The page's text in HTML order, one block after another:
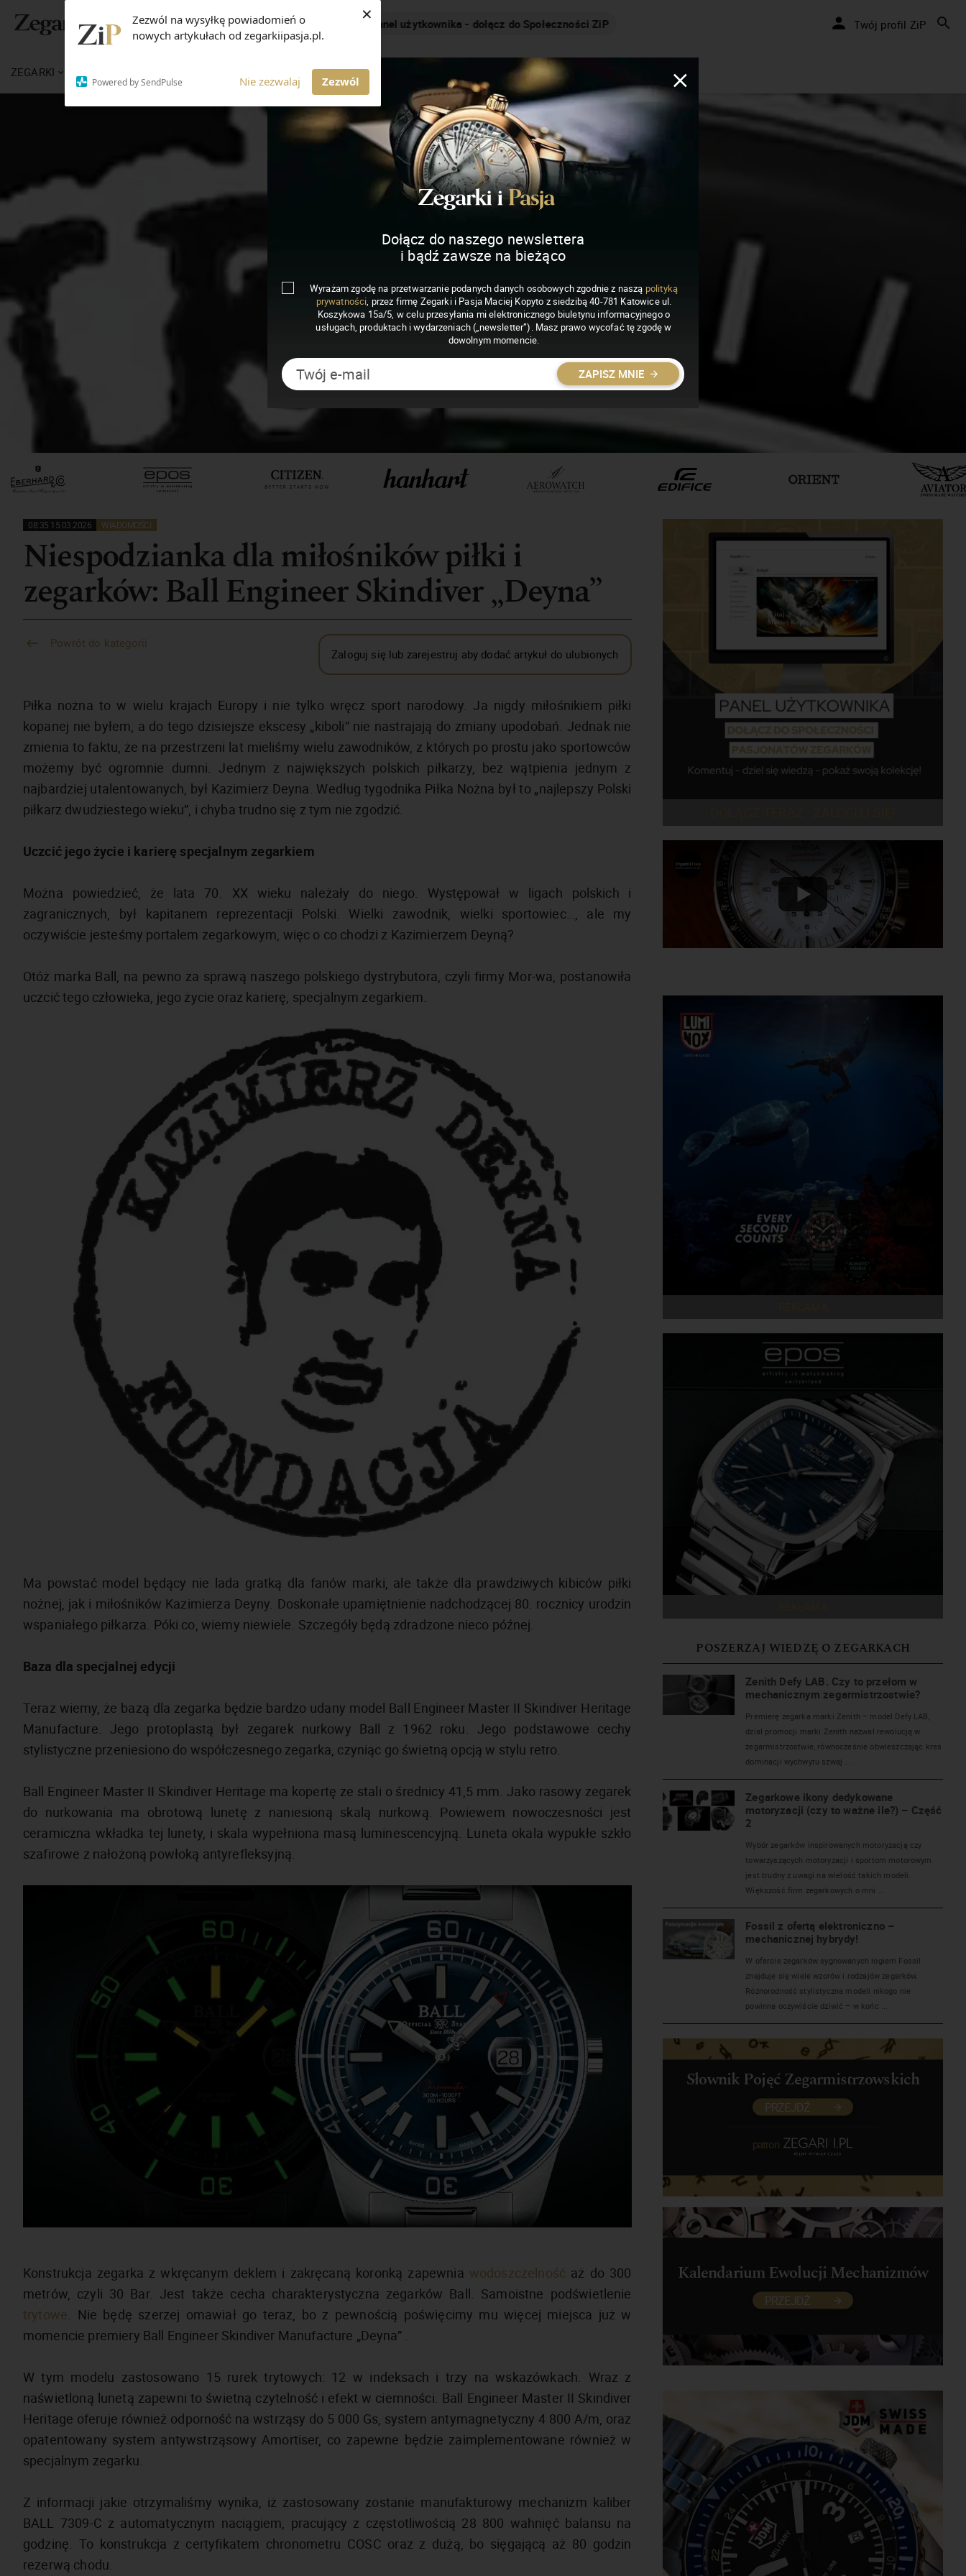
Zezwól na wysyłkę powiadomień o
nowych artykułach od zegarkiipasja.pl.
Powered by SendPulse Nie zezwalaj Zezwól
× Nakręcamy pozytywnie... cały czas! Twój profil ZiP
ZEGARKI MAGAZYN ZEGARKI I PASJA
08:35 15.03.2026 WIADOMOŚCI
Niespodzianka dla miłośników piłki i
zegarków: Ball Engineer Skindiver „Deyna”
Powrót do kategorii
Zaloguj się lub zarejestruj aby dodać artykuł do ulubionych
Piłka nożna to w wielu krajach Europy i nie tylko wręcz sport narodowy. Ja nigdy miłośnikiem piłki
kopanej nie byłem, a do tego dzisiejsze ekscesy „kiboli” nie nastrajają do zmiany upodobań. Jednak nie
zmienia to faktu, że na przestrzeni lat mieliśmy wielu zawodników, z których po prostu jako sportowców
możemy być ogromnie dumni. Jednym z największych polskich piłkarzy, bez wątpienia jednym z
najbardziej utalentowanych, był Kazimierz Deyna. Według tygodnika Piłka Nożna był to „najlepszy Polski
piłkarz dwudziestego wieku”, i chyba trudno się z tym nie zgodzić.
Uczcić jego życie i karierę specjalnym zegarkiem
Można powiedzieć, że lata 70. XX wieku należały do niego. Występował w ligach polskich i
zagranicznych, był kapitanem reprezentacji Polski. Wielki zawodnik, wielki sportowiec…, ale my
oczywiście jesteśmy portalem zegarkowym, więc o co chodzi z Kazimierzem Deyną?
Otóż marka Ball, na pewno za sprawą naszego polskiego dystrybutora, czyli firmy Mor-wa, postanowiła
uczcić tego człowieka, jego życie oraz karierę, specjalnym zegarkiem.
Ma powstać model będący nie lada gratką dla fanów marki, ale także dla prawdziwych kibiców piłki
nożnej, jak i miłośników Kazimierza Deyny. Doskonałe upamiętnienie nadchodzącej 80. rocznicy urodzin
wspaniałego piłkarza. Póki co, wiemy niewiele. Szczegóły będą zdradzone nieco późnej.
Baza dla specjalnej edycji
Teraz wiemy, że bazą dla zegarka będzie bardzo udany model Ball Engineer Master II Skindiver Heritage
Manufacture. Jego protoplastą był zegarek nurkowy Ball z 1962 roku. Jego podstawowe cechy
stylistyczne przeniesiono do współczesnego zegarka, czyniąc go świetną opcją w stylu retro.
Ball Engineer Master II Skindiver Heritage ma kopertę ze stali o średnicy 41,5 mm. Jako rasowy zegarek
do nurkowania ma obrotową lunetę z naniesioną skalą nurkową. Powiewem nowoczesności jest
ceramiczna wkładka tej lunety, i skala wypełniona masą luminescencyjną. Luneta okala wypukłe szkło
szafirowe z nałożoną powłoką antyrefleksyjną.
Konstrukcja zegarka z wkręcanym deklem i zakręcaną koronką zapewnia wodoszczelność aż do 300
metrów, czyli 30 Bar. Jest także cecha charakterystyczna zegarków Ball. Samoistne podświetlenie
trytowe. Nie będę szerzej omawiał go teraz, bo z pewnością poświęcimy mu więcej miejsca już w
momencie premiery Ball Engineer Skindiver Manufacture „Deyna” .
W tym modelu zastosowano 15 rurek trytowych: 12 w indeksach i trzy na wskazówkach. Wraz z
naświetloną lunetą zapewni to świetną czytelność i efekt w ciemności. Ball Engineer Master II Skindiver
Heritage oferuje również odporność na wstrząsy do 5 000 Gs, system antymagnetyczny 4 800 A/m, oraz
opatentowany system antywstrząsowy Amortiser, co zapewne będzie zaimplementowane również w
specjalnym zegarku.
Z informacji jakie otrzymaliśmy wynika, iż zastosowany zostanie manufakturowy mechanizm kaliber
BALL 7309-C z automatycznym naciągiem, pracujący z częstotliwością 28 800 wahnięć balansu na
godzinę. To konstrukcja z certyfikatem chronometru COSC oraz z dużą, bo sięgającą aż 80 godzin
rezerwą chodu.
POSZERZAJ WIEDZĘ O ZEGARKACH
Zenith Defy LAB. Czy to przełom w
mechanicznym zegarmistrzostwie?
Premierę zegarka marki Zenith – model Defy LAB,
dział promocji marki Zenith nazwał rewolucją w
zegarmistrzostwie, równocześnie obwieszczając kres
dominacji wychwytu szwaj ...
Zegarkowe ikony dedykowane
motoryzacji (czy to ważne ile?) – Część
2
Wybór zegarków inspirowanych motoryzacją czy
towarzyszących motoryzacji i sportom motorowym
jest trudny z uwagi na wielość takich modeli.
Większość firm zegarkowych o mni ...
Fossil z ofertą elektroniczno –
mechanicznej hybrydy!
W ofercie zegarków sygnowanych logiem Fossil
znajduje się wiele wzorów i rodzajów zegarków.
Różnorodność stylistyczna modeli nikogo nie
powinna oczywiście dziwić – w końc ...
Słownik Pojęć Zegarmistrzowskich
PRZEJDŹ
patron
Kalendarium Ewolucji Mechanizmów
PRZEJDŹ
Dołącz do naszego newslettera
i bądź zawsze na bieżąco
Wyrażam zgodę na przetwarzanie podanych danych osobowych zgodnie z naszą polityką
prywatności, przez firmę Zegarki i Pasja Maciej Kopyto z siedzibą 40-781 Katowice ul.
Koszykowa 15a/5, w celu przesyłania mi elektronicznego biuletynu informacyjnego o
usługach, produktach i wydarzeniach („newsletter”). Masz prawo wycofać tę zgodę w
dowolnym momencie.
ZAPISZ MNIE